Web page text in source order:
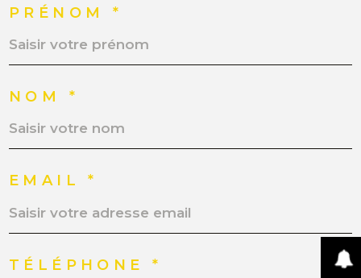
PRÉNOM *
NOM *
EMAIL *
TÉLÉPHONE *